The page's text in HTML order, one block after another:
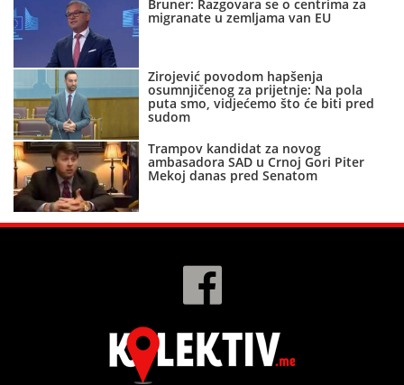
Bruner: Razgovara se o centrima za
migranate u zemljama van EU
Zirojević povodom hapšenja
osumnjičenog za prijetnje: Na pola
puta smo, vidjećemo što će biti pred
sudom
Trampov kandidat za novog
ambasadora SAD u Crnoj Gori Piter
Mekoj danas pred Senatom